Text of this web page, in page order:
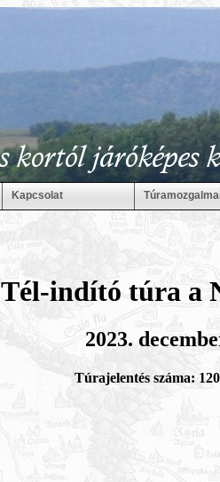
Kapcsolat
Tél-indító túra a
2023.
Túrajelentés száma: